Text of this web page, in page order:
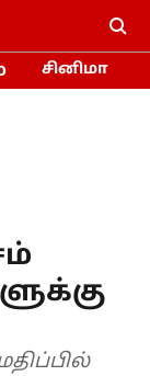
சினிமா